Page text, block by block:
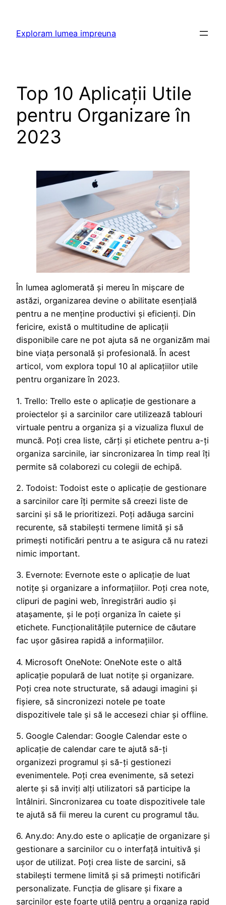
content
Exploram lumea impreuna
Top 10 Aplicații Utile
pentru Organizare în
2023
În lumea aglomerată și mereu în mișcare de
astăzi, organizarea devine o abilitate esențială
pentru a ne menține productivi și eficienți. Din
fericire, există o multitudine de aplicații
disponibile care ne pot ajuta să ne organizăm mai
bine viața personală și profesională. În acest
articol, vom explora topul 10 al aplicațiilor utile
pentru organizare în 2023.
1. Trello: Trello este o aplicație de gestionare a
proiectelor și a sarcinilor care utilizează tablouri
virtuale pentru a organiza și a vizualiza fluxul de
muncă. Poți crea liste, cărți și etichete pentru a-ți
organiza sarcinile, iar sincronizarea în timp real îți
permite să colaborezi cu colegii de echipă.
2. Todoist: Todoist este o aplicație de gestionare
a sarcinilor care îți permite să creezi liste de
sarcini și să le prioritizezi. Poți adăuga sarcini
recurente, să stabilești termene limită și să
primești notificări pentru a te asigura că nu ratezi
nimic important.
3. Evernote: Evernote este o aplicație de luat
notițe și organizare a informațiilor. Poți crea note,
clipuri de pagini web, înregistrări audio și
atașamente, și le poți organiza în caiete și
etichete. Funcționalitățile puternice de căutare
fac ușor găsirea rapidă a informațiilor.
4. Microsoft OneNote: OneNote este o altă
aplicație populară de luat notițe și organizare.
Poți crea note structurate, să adaugi imagini și
fișiere, să sincronizezi notele pe toate
dispozitivele tale și să le accesezi chiar și offline.
5. Google Calendar: Google Calendar este o
aplicație de calendar care te ajută să-ți
organizezi programul și să-ți gestionezi
evenimentele. Poți crea evenimente, să setezi
alerte și să inviți alți utilizatori să participe la
întâlniri. Sincronizarea cu toate dispozitivele tale
te ajută să fii mereu la curent cu programul tău.
6. Any.do: Any.do este o aplicație de organizare și
gestionare a sarcinilor cu o interfață intuitivă și
ușor de utilizat. Poți crea liste de sarcini, să
stabilești termene limită și să primești notificări
personalizate. Funcția de glisare și fixare a
sarcinilor este foarte utilă pentru a organiza rapid